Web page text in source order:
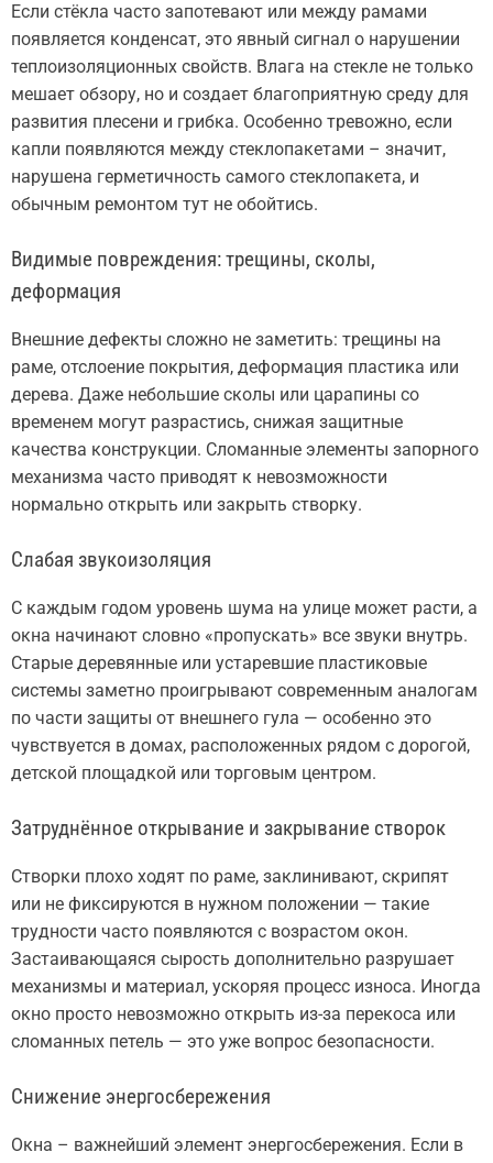
Если стёкла часто запотевают или между рамами
появляется конденсат, это явный сигнал о нарушении
теплоизоляционных свойств. Влага на стекле не только
мешает обзору, но и создает благоприятную среду для
развития плесени и грибка. Особенно тревожно, если
капли появляются между стеклопакетами – значит,
нарушена герметичность самого стеклопакета, и
обычным ремонтом тут не обойтись.
Видимые повреждения: трещины, сколы,
деформация
Внешние дефекты сложно не заметить: трещины на
раме, отслоение покрытия, деформация пластика или
дерева. Даже небольшие сколы или царапины со
временем могут разрастись, снижая защитные
качества конструкции. Сломанные элементы запорного
механизма часто приводят к невозможности
нормально открыть или закрыть створку.
Слабая звукоизоляция
С каждым годом уровень шума на улице может расти, а
окна начинают словно «пропускать» все звуки внутрь.
Старые деревянные или устаревшие пластиковые
системы заметно проигрывают современным аналогам
по части защиты от внешнего гула — особенно это
чувствуется в домах, расположенных рядом с дорогой,
детской площадкой или торговым центром.
Затруднённое открывание и закрывание створок
Створки плохо ходят по раме, заклинивают, скрипят
или не фиксируются в нужном положении — такие
трудности часто появляются с возрастом окон.
Застаивающаяся сырость дополнительно разрушает
механизмы и материал, ускоряя процесс износа. Иногда
окно просто невозможно открыть из-за перекоса или
сломанных петель — это уже вопрос безопасности.
Снижение энергосбережения
Окна – важнейший элемент энергосбережения. Если в